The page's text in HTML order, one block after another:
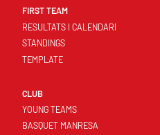
FIRST TEAM
RESULTATS I CALENDARI
STANDINGS
TEMPLATE
CLUB
YOUNG TEAMS
BASQUET MANRESA